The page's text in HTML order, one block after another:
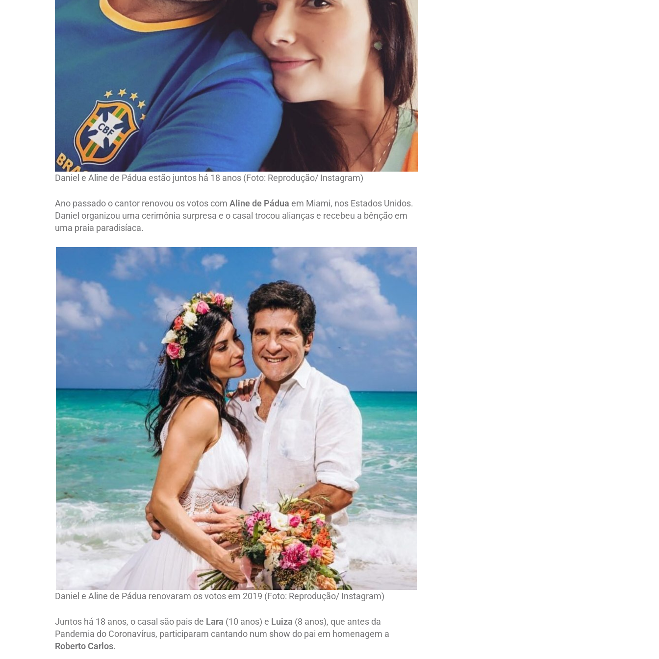
Daniel e Aline de Pádua estão juntos há 18 anos (Foto: Reprodução/ Instagram)
Ano passado o cantor renovou os votos com Aline de Pádua em Miami, nos Estados Unidos.
Daniel organizou uma cerimônia surpresa e o casal trocou alianças e recebeu a bênção em
uma praia paradisíaca.
Daniel e Aline de Pádua renovaram os votos em 2019 (Foto: Reprodução/ Instagram)
Juntos há 18 anos, o casal são pais de Lara (10 anos) e Luiza (8 anos), que antes da
Pandemia do Coronavírus, participaram cantando num show do pai em homenagem a
Roberto Carlos.